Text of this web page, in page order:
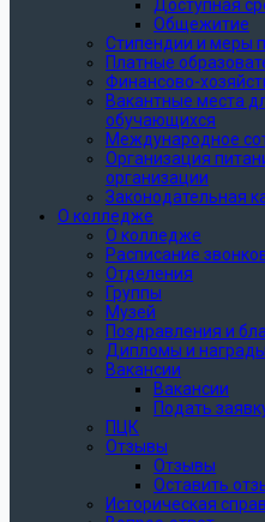
Доступная
Общежитие
Стипендии и меры
Платные
Финансово-
Вакантные места
обучающихся
Международное
Организация
организации
Законодательная
О колледже
О колледже
Расписание
Отделения
Группы
Музей
Поздравления и
Дипломы и награды
Вакансии
Вакансии
Подать
ПЦК
Отзывы
Отзывы
Оставить
Историческая